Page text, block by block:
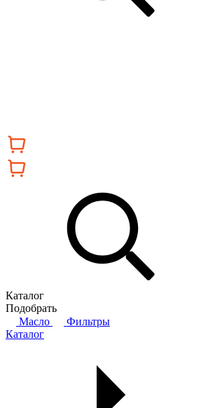
Каталог
Подобрать
Масло
Фильтры
Каталог